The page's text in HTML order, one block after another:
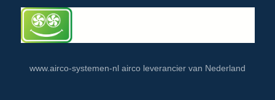
www.airco-systemen-nl airco leverancier van Nederland